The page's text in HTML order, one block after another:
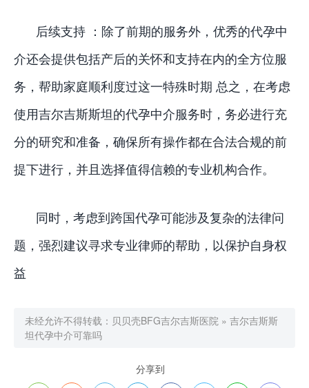
后续支持 ：除了前期的服务外，优秀的代孕中
介还会提供包括产后的关怀和支持在内的全方位服
务，帮助家庭顺利度过这一特殊时期 总之，在考虑
使用吉尔吉斯斯坦的代孕中介服务时，务必进行充
分的研究和准备，确保所有操作都在合法合规的前
提下进行，并且选择值得信赖的专业机构合作。
同时，考虑到跨国代孕可能涉及复杂的法律问
题，强烈建议寻求专业律师的帮助，以保护自身权
益
未经允许不得转载： 贝贝壳BFG吉尔吉斯医院 » 吉尔吉斯斯
坦代孕中介可靠吗
分享到